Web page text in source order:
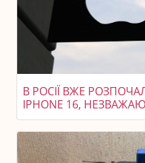
В РОСІЇ ВЖЕ
IPHONE 16,